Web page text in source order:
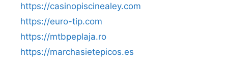
https://casinopiscinealey.com
https://euro-tip.com
https://mtbpeplaja.ro
https://marchasietepicos.es